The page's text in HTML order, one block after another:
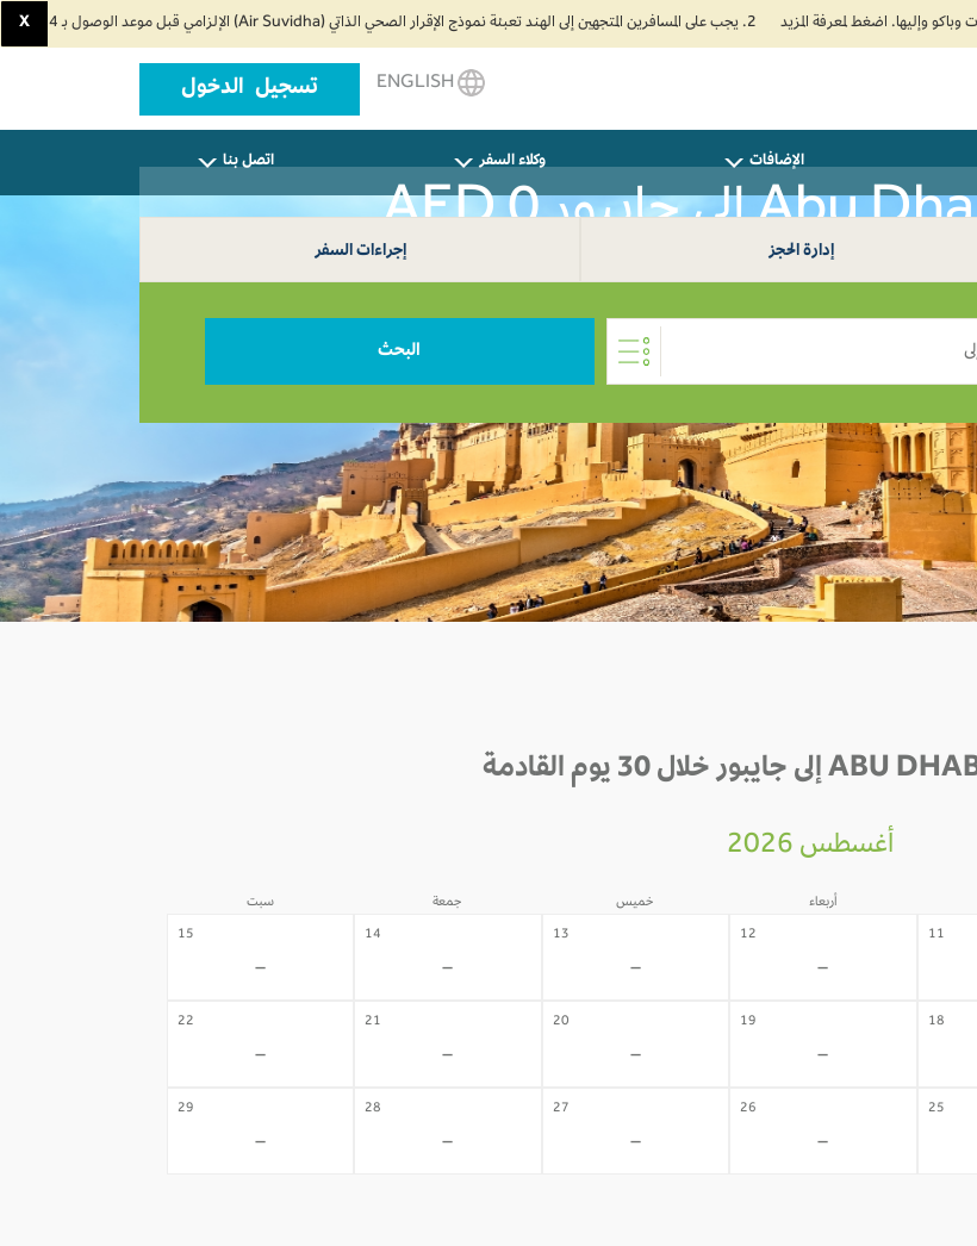
2. يجب على المسافرين المتجهين إلى الهند تعبئة نموذج الإقرار الصحي الذاتي (Air Suvidha) الإلزامي قبل موعد الوصول بـ 24 ساعة على الأقل. اضغط هنا للدخول إلى بوابة Air Suvidha. X
تسجيل الدخول
الإضافات وكلاء السفر اتصل بنا
إدارة الحجز إجراءات السفر
البحث
أغسطس 2026
أربعاء خميس جمعة سبت
11
12
-
13
-
14
-
15
-
18
19
-
20
-
21
-
22
-
25
26
-
27
-
28
-
29
-